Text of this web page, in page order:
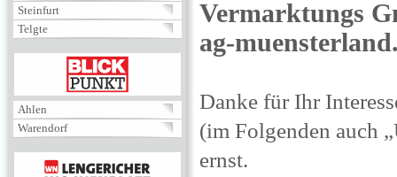
Steinfurt
Telgte
BLICKPUNKT
Ahlen
Warendorf
MENÜ
Vermarktungs
ag-
Danke für Ihr
(im Folgenden auch
ernst.